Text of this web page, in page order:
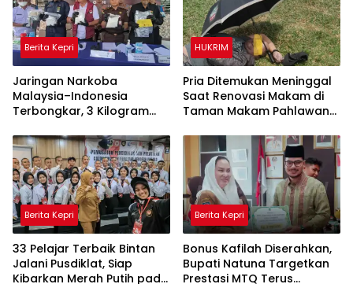
Berita Kepri
Jaringan Narkoba
Malaysia–Indonesia
Terbongkar, 3 Kilogram
Lewat Tanjungpinang
HUKRIM
Pria Ditemukan Meninggal
Saat Renovasi Makam di
Taman Makam Pahlawan
Berita Kepri
33 Pelajar Terbaik Bintan
Jalani Pusdiklat, Siap
Kibarkan Merah Putih pada
Berita Kepri
Bonus Kafilah Diserahkan,
Bupati Natuna Targetkan
Prestasi MTQ Terus